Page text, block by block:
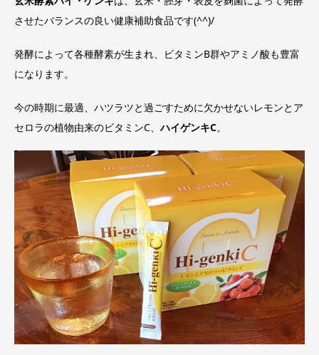
させたバランスの良い健康補助食品です(^^)/
発酵によって各種酵素が生まれ、ビタミンB群やアミノ酸も豊富
になります。
今の時期に最適、ハツラツと過ごすために欠かせないレモンとア
セロラの植物由来のビタミンC、ハイゲンキC。